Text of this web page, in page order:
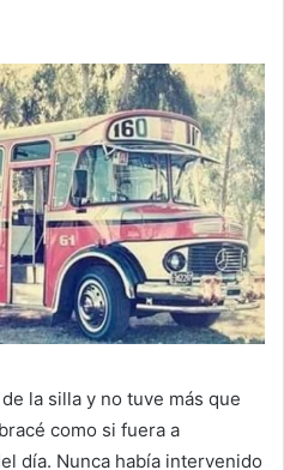
la silla y no tuve más que
como si fuera a
día. Nunca había intervenido